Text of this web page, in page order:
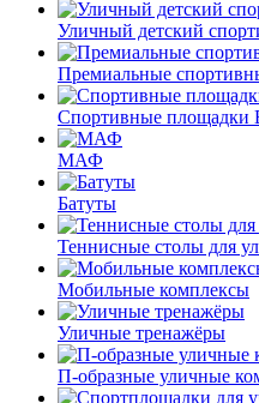
Уличный детский
Премиальные
Спортивные
МАФ
Батуты
Теннисные столы для
Мобильные комплексы
Уличные тренажёры
П-образные уличные